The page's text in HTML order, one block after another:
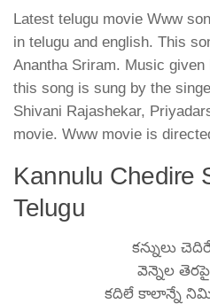
Latest telugu movie Www
in telugu and english. This
Anantha Sriram. Music
this song is sung by the
Shivani Rajashekar,
movie. Www movie is
Kannulu Chedire
Telugu
కన్నులు
వెన్నెల
కదిలే కాలాన్నే